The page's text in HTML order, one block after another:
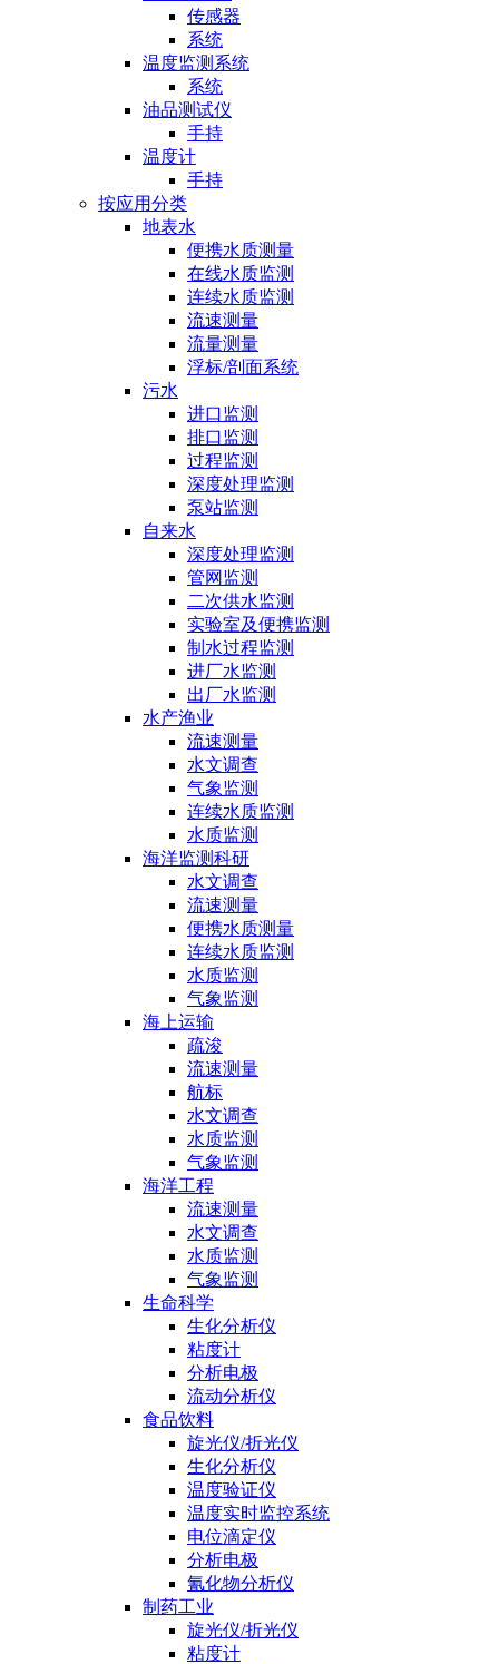
传感器
系统
温度监测系统
系统
油品测试仪
手持
温度计
手持
按应用分类
地表水
便携水质测量
在线水质监测
连续水质监测
流速测量
流量测量
浮标/剖面系统
污水
进口监测
排口监测
过程监测
深度处理监测
泵站监测
自来水
深度处理监测
管网监测
二次供水监测
实验室及便携监测
制水过程监测
进厂水监测
出厂水监测
水产渔业
流速测量
水文调查
气象监测
连续水质监测
水质监测
海洋监测科研
水文调查
流速测量
便携水质测量
连续水质监测
水质监测
气象监测
海上运输
疏浚
流速测量
航标
水文调查
水质监测
气象监测
海洋工程
流速测量
水文调查
水质监测
气象监测
生命科学
生化分析仪
粘度计
分析电极
流动分析仪
食品饮料
旋光仪/折光仪
生化分析仪
温度验证仪
温度实时监控系统
电位滴定仪
分析电极
氰化物分析仪
制药工业
旋光仪/折光仪
粘度计